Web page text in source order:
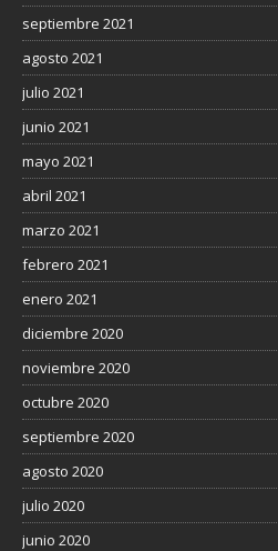
septiembre 2021
agosto 2021
julio 2021
junio 2021
mayo 2021
abril 2021
marzo 2021
febrero 2021
enero 2021
diciembre 2020
noviembre 2020
octubre 2020
septiembre 2020
agosto 2020
julio 2020
junio 2020